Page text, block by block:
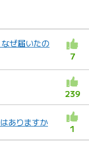
ぜ届いたの
7
239
ありますか
1